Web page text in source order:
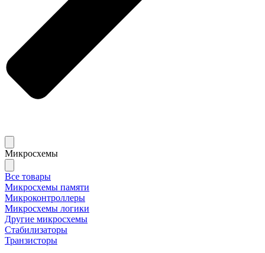
Микросхемы
Все товары
Микросхемы памяти
Микроконтроллеры
Микросхемы логики
Другие микросхемы
Стабилизаторы
Транзисторы